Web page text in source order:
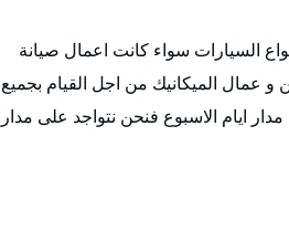
السيارات سواء كانت اعمال صيانة
و عمال الميكانيك من اجل القيام بجميع
ايام الاسبوع فنحن نتواجد على مدار